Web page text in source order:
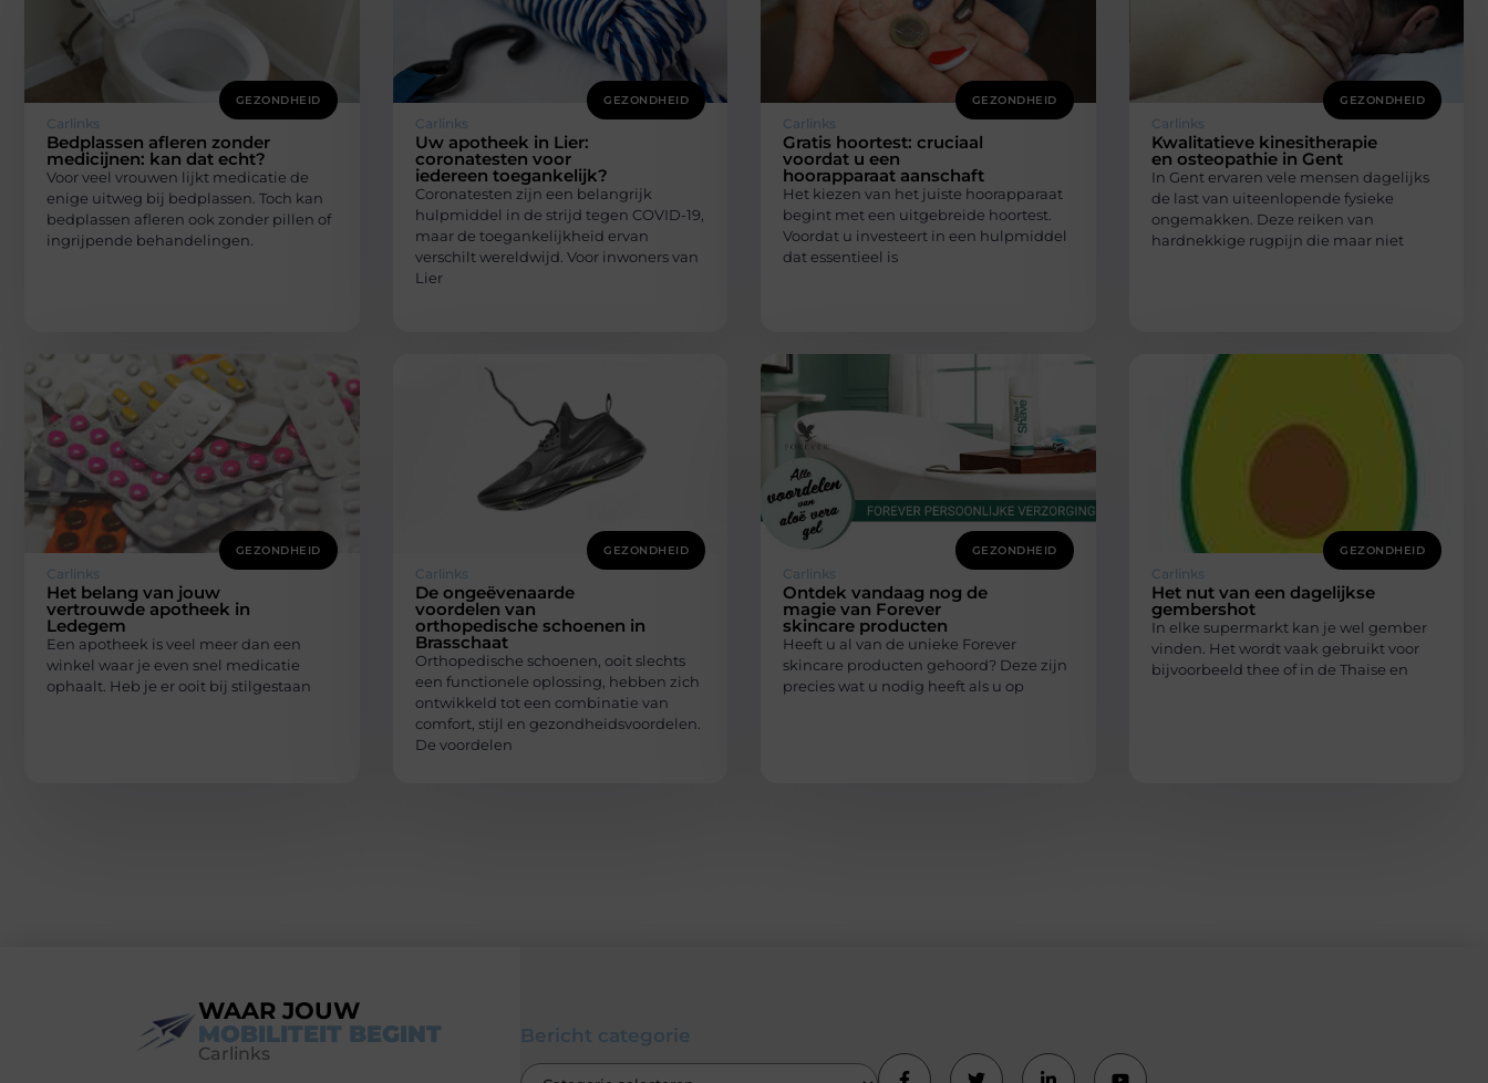
GEZONDHEID
Carlinks
Bedplassen afleren zonder
medicijnen: kan dat echt?
Voor veel vrouwen lijkt medicatie de
enige uitweg bij bedplassen. Toch kan
bedplassen afleren ook zonder pillen of
ingrijpende behandelingen.
GEZONDHEID
Carlinks
Uw apotheek in Lier:
coronatesten voor
iedereen toegankelijk?
Coronatesten zijn een belangrijk
hulpmiddel in de strijd tegen COVID-19,
maar de toegankelijkheid ervan
verschilt wereldwijd. Voor inwoners van
Lier
GEZONDHEID
Carlinks
Gratis hoortest: cruciaal
voordat u een
hoorapparaat aanschaft
Het kiezen van het juiste hoorapparaat
begint met een uitgebreide hoortest.
Voordat u investeert in een hulpmiddel
dat essentieel is
GEZONDHEID
Carlinks
Kwalitatieve kinesitherapie
en osteopathie in Gent
In Gent ervaren vele mensen dagelijks
de last van uiteenlopende fysieke
ongemakken. Deze reiken van
hardnekkige rugpijn die maar niet
GEZONDHEID
Carlinks
Het belang van jouw
vertrouwde apotheek in
Ledegem
Een apotheek is veel meer dan een
winkel waar je even snel medicatie
ophaalt. Heb je er ooit bij stilgestaan
GEZONDHEID
Carlinks
De ongeëvenaarde
voordelen van
orthopedische schoenen in
Brasschaat
Orthopedische schoenen, ooit slechts
een functionele oplossing, hebben zich
ontwikkeld tot een combinatie van
comfort, stijl en gezondheidsvoordelen.
De voordelen
GEZONDHEID
Carlinks
Ontdek vandaag nog de
magie van Forever
skincare producten
Heeft u al van de unieke Forever
skincare producten gehoord? Deze zijn
precies wat u nodig heeft als u op
GEZONDHEID
Carlinks
Het nut van een dagelijkse
gembershot
In elke supermarkt kan je wel gember
vinden. Het wordt vaak gebruikt voor
bijvoorbeeld thee of in de Thaise en
WAAR JOUW
MOBILITEIT BEGINT
Carlinks
Bericht categorie